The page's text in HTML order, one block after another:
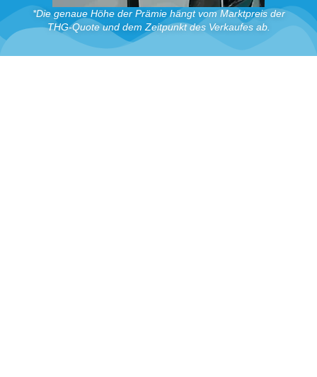
*Die genaue Höhe der Prämie hängt vom Marktpreis der
THG-Quote und dem Zeitpunkt des Verkaufes ab.